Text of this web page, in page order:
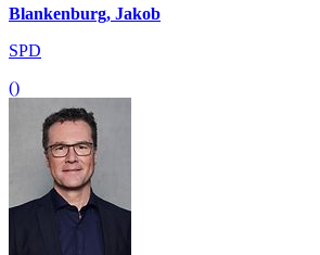
Blankenburg, Jakob
SPD
()